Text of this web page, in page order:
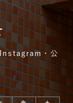
Instagram・公